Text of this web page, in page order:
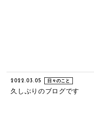
2022.03.05 日々のこと
久しぶりのブログです